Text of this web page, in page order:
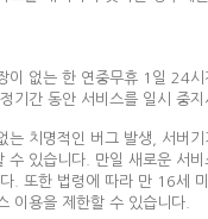
이 없는 한 연중무휴 1일 24
기간 동안 서비스를 일시 중
치명적인 버그 발생, 서버
있습니다. 만일 새로운 서
. 또한 법령에 따라 만 16세
이용을 제한할 수 있습니다.